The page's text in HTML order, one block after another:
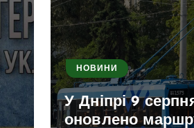
НОВИНИ
У Дніпрі 9
оновлено